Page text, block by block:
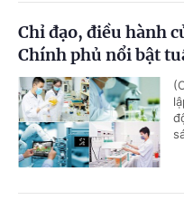
Chỉ đạo, điều hành
Chính phủ nổi bật